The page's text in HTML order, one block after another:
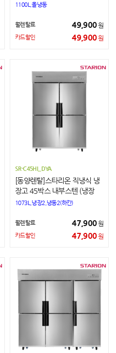
1100L,올냉동
월렌탈료 49,900원
카드할인 49,900원
SR-C45HI_DYA
[동양렌탈]스타리온 직냉식 냉
장고 45박스 내부스텐 (냉장
+냉동)
1073L,냉장2,냉동2(하칸)
월렌탈료 47,900원
카드할인 47,900원